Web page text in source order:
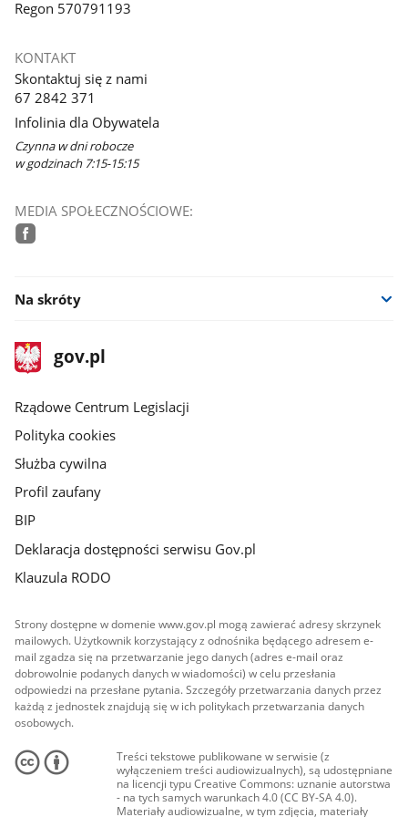
Regon 570791193
KONTAKT
Skontaktuj się z nami
67 2842 371
Infolinia dla Obywatela
Czynna w dni robocze
w godzinach 7:15-15:15
MEDIA SPOŁECZNOŚCIOWE:
Na skróty
stopka
gov.plStrona
gov.pl
Rządowe Centrum Legislacji
Polityka cookies
Służba cywilna
Profil zaufany
BIP
Deklaracja dostępności serwisu Gov.pl
Klauzula RODO
Strony dostępne w domenie www.gov.pl mogą zawierać adresy skrzynek
mailowych. Użytkownik korzystający z odnośnika będącego adresem e-
mail zgadza się na przetwarzanie jego danych (adres e-mail oraz
dobrowolnie podanych danych w wiadomości) w celu przesłania
odpowiedzi na przesłane pytania. Szczegóły przetwarzania danych przez
każdą z jednostek znajdują się w ich politykach przetwarzania danych
osobowych.
Treści tekstowe publikowane w serwisie (z
wyłączeniem treści audiowizualnych), są udostępniane
na licencji typu Creative Commons: uznanie autorstwa
- na tych samych warunkach 4.0 (CC BY-SA 4.0).
Materiały audiowizualne, w tym zdjęcia, materiały